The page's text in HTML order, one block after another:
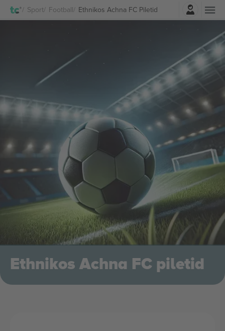
Sport Football Ethnikos Achna FC Piletid
Logi sisse
Ethnikos Achna FC piletid